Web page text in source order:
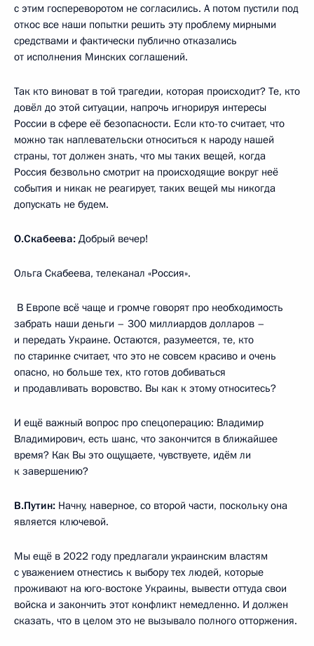
с этим госпереворотом не согласились. А потом пустили под
откос все наши попытки решить эту проблему мирными
средствами и фактически публично отказались
от исполнения Минских соглашений.
Так кто виноват в той трагедии, которая происходит? Те, кто
довёл до этой ситуации, напрочь игнорируя интересы
России в сфере её безопасности. Если кто-то считает, что
можно так наплевательски относиться к народу нашей
страны, тот должен знать, что мы таких вещей, когда
Россия безвольно смотрит на происходящие вокруг неё
события и никак не реагирует, таких вещей мы никогда
допускать не будем.
О.Скабеева: Добрый вечер!
Ольга Скабеева, телеканал «Россия».
В Европе всё чаще и громче говорят про необходимость
забрать наши деньги – 300 миллиардов долларов –
и передать Украине. Остаются, разумеется, те, кто
по старинке считает, что это не совсем красиво и очень
опасно, но больше тех, кто готов добиваться
и продавливать воровство. Вы как к этому относитесь?
И ещё важный вопрос про спецоперацию: Владимир
Владимирович, есть шанс, что закончится в ближайшее
время? Как Вы это ощущаете, чувствуете, идём ли
к завершению?
В.Путин: Начну, наверное, со второй части, поскольку она
является ключевой.
Мы ещё в 2022 году предлагали украинским властям
с уважением отнестись к выбору тех людей, которые
проживают на юго-востоке Украины, вывести оттуда свои
войска и закончить этот конфликт немедленно. И должен
сказать, что в целом это не вызывало полного отторжения.